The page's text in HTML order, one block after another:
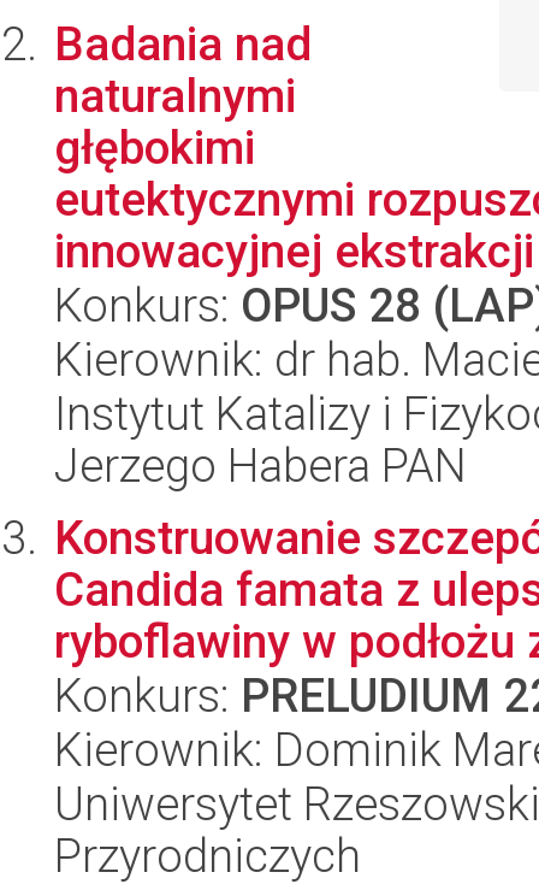
Badania nad
naturalnymi
głębokimi
eutektycznymi
innowacyjnej
Konkurs: OPUS 28
Kierownik: dr hab.
Instytut Katalizy i
Jerzego Habera PAN
Konstruowanie
Candida famata z
ryboflawiny w podłożu
Konkurs: PRELUDIUM
Kierownik: Dominik
Uniwersytet
Przyrodniczych